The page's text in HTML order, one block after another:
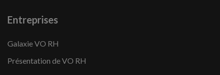
Entreprises
Galaxie VO RH
Présentation de VO RH